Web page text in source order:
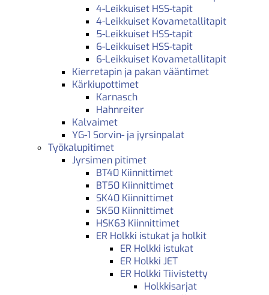
4-Leikkuiset HSS-tapit
4-Leikkuiset Kovametallitapit
5-Leikkuiset HSS-tapit
6-Leikkuiset HSS-tapit
6-Leikkuiset Kovametallitapit
Kierretapin ja pakan vääntimet
Kärkiupottimet
Karnasch
Hahnreiter
Kalvaimet
YG-1 Sorvin- ja jyrsinpalat
Työkalupitimet
Jyrsimen pitimet
BT40 Kiinnittimet
BT50 Kiinnittimet
SK40 Kiinnittimet
SK50 Kiinnittimet
HSK63 Kiinnittimet
ER Holkki istukat ja holkit
ER Holkki istukat
ER Holkki JET
ER Holkki Tiivistetty
Holkkisarjat